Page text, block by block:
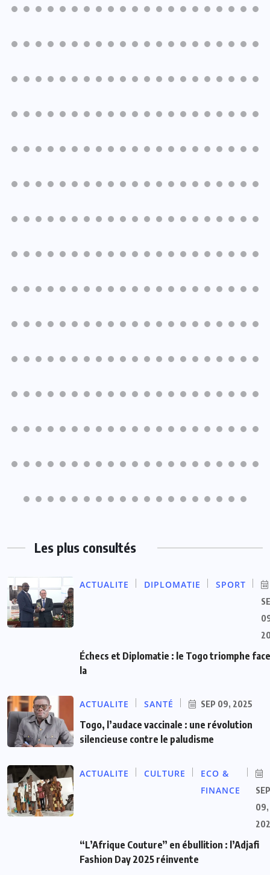
Les plus consultés
ACTUALITE DIPLOMATIE SPORT
Échecs et Diplomatie : le Togo triomphe
la
ACTUALITE SANTÉ SEP 09, 2025
Togo, l’audace vaccinale : une révolution
silencieuse contre le paludisme
ACTUALITE CULTURE
ECO &
FINANCE
SEP
09,
“L’Afrique Couture” en ébullition : l’Adjafi
Fashion Day 2025 réinvente